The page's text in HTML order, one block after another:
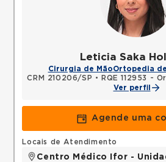
Leticia Saka
Cirurgia de MãoOrtopedia
CRM 210206/SP • RQE 112953 -
Ver perfil
Agende uma
Locais de Atendimento
Centro Médico Ifor -